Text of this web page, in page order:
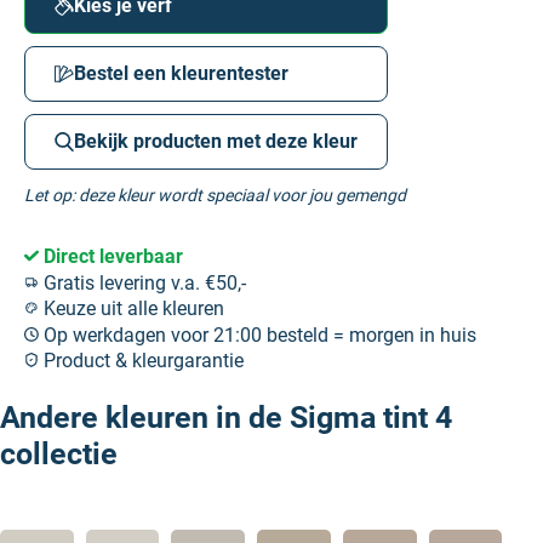
Kies je verf
Bestel een kleurentester
Bekijk producten met deze kleur
Let op: deze kleur wordt speciaal voor jou gemengd
Direct leverbaar
Gratis levering v.a. €50,-
Keuze uit alle kleuren
Op werkdagen voor 21:00 besteld = morgen in huis
Product & kleurgarantie
Andere kleuren in de Sigma tint 4
collectie